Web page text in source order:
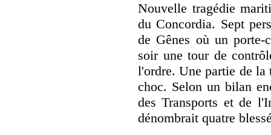
Nouvelle tragédie
du Concordia. Sept
de Gênes où un porte-
soir une tour de
l'ordre. Une partie de la
choc. Selon un bilan
des Transports et de
dénombrait quatre